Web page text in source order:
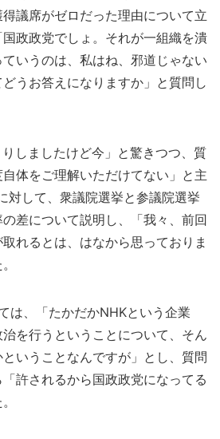
議席がゼロだった理由について立
政政党でしょ。それが一組織を潰
いうのは、私はね、邪道じゃない
うお答えになりますか」と質問し
しましたけど今」と驚きつつ、質
体をご理解いただけてない」と主
対して、衆議院選挙と参議院選挙
差について説明し、「我々、前回
れるとは、はなから思っておりま
は、「たかだかNHKという企業
を行うということについて、そん
いうことなんですが」とし、質問
許されるから国政政党になってる